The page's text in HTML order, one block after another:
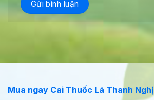
Mua ngay Cai Thuốc Lá Thanh Nghị